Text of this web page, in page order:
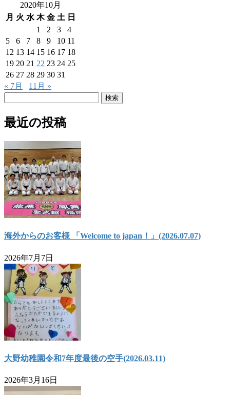
2020年10月
月 火 水 木 金 土 日
1
2 3
4
5
6 7 8 9 10 11
12 13 14 15 16 17 18
19 20 21 22 23 24 25
26 27 28 29 30 31
« 7月
11月 »
最近の投稿
海外からのお客様 「Welcome to japan！」(2026.07.07)
2026年7月7日
大野幼稚園令和7年度最後の空手(2026.03.11)
2026年3月16日